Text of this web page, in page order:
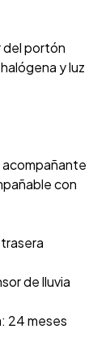
del portón
y luz
con
de lluvia
24 meses